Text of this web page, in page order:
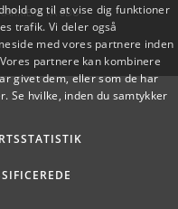
PÅ SDU
ENGLISH
og til at vise dig funktioner
trafik. Vi deler også
med vores partnere inden
partnere kan kombinere
givet dem, eller som de har
Se hvilke, inden du samtykker